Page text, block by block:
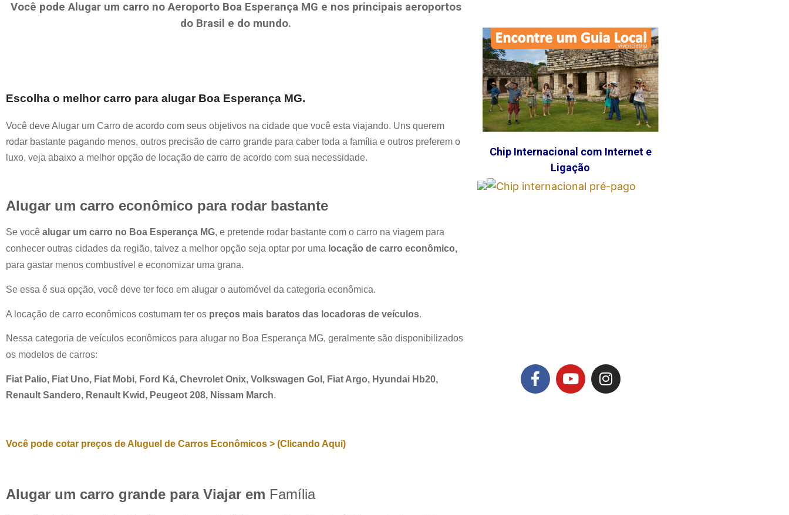
Você pode Alugar um carro no Aeroporto Boa Esperança MG e nos principais aeroportos
do Brasil e do mundo.
Escolha o melhor carro para alugar Boa Esperança MG.
Você deve Alugar um Carro de acordo com seus objetivos na cidade que você esta viajando. Uns querem
rodar bastante pagando menos, outros precisão de carro grande para caber toda a família e outros preferem o
luxo, veja abaixo a melhor opção de locação de carro de acordo com sua necessidade.
Alugar um carro econômico para rodar bastante
Se você alugar um carro no Boa Esperança MG, e pretende rodar bastante com o carro na viagem para
conhecer outras cidades da região, talvez a melhor opção seja optar por uma locação de carro econômico,
para gastar menos combustível e economizar uma grana.
Se essa é sua opção, você deve ter foco em alugar o automóvel da categoria econômica.
A locação de carro econômicos costumam ter os preços mais baratos das locadoras de veículos.
Nessa categoria de veículos econômicos para alugar no Boa Esperança MG, geralmente são disponibilizados
os modelos de carros:
Fiat Palio, Fiat Uno, Fiat Mobi, Ford Ká, Chevrolet Onix, Volkswagen Gol, Fiat Argo, Hyundai Hb20,
Renault Sandero, Renault Kwid, Peugeot 208, Nissam March.
Você pode cotar preços de Aluguel de Carros Econômicos > (Clicando Aqui)
Alugar um carro grande para Viajar em Família
Chip Internacional com Internet e
Ligação